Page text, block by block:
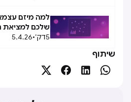
למה מיזם
שלכם
5דק׳•
5.4.26
שיתוף



